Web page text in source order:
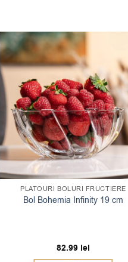
PLATOURI BOLURI FRUCTIERE
Bol Bohemia Infinity 19 cm
82.99 lei